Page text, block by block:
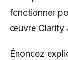
fonctionner
œuvre Clarity
Énoncez